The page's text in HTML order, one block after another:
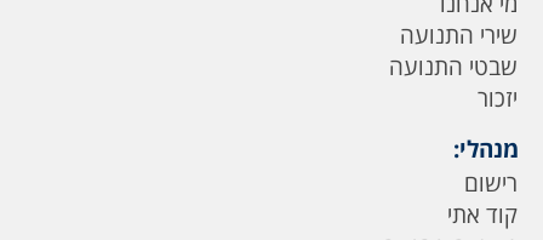
שירי התנועה
שבטי התנועה
יזכור
מנהלי:
רישום
קוד אתי